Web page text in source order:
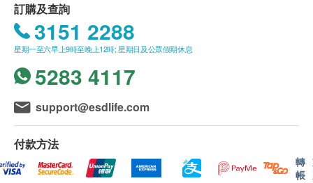
3款主要濾芯比較
UCC(基本效能)：是基本版本的濾芯，只適用於
絕鉛水的話，UCC就足以應付
HPU(中等效能)：適用於一系列濾水器，包括
令微孔分布平均，充分發揮每一個過濾微孔功能，
達致最佳過濾水質標準。
BTU(高效能)：只適用於 M12系列
濾水器的BTU濾
訂購及查詢
3151 2288
星期一至六早上9時至晚上12時; 星期日及公眾假期休息
5283 4117
support@esdlife.com
付款方法
轉
帳